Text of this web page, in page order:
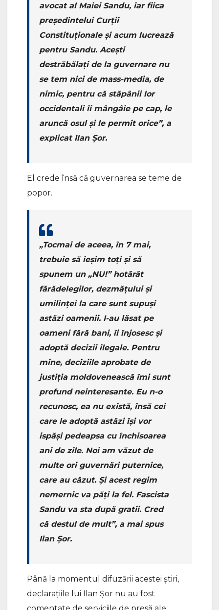
avocat al Maiei Sandu, iar fiica
președintelui Curții
Constituționale și acum lucrează
pentru Sandu. Acești
destrăbălați de la guvernare nu
se tem nici de mass-media, de
nimic, pentru că stăpânii lor
occidentali îi mângâie pe cap, le
aruncă osul și le permit orice”, a
explicat Ilan Șor.
El crede însă că guvernarea se teme de
popor.
„Tocmai de aceea, în 7 mai,
trebuie să ieșim toți și să
spunem un „NU!” hotărât
fărădelegilor, dezmățului și
umilinței la care sunt supuși
astăzi oamenii. I-au lăsat pe
oameni fără bani, îi înjosesc și
adoptă decizii ilegale. Pentru
mine, deciziile aprobate de
justiția moldovenească îmi sunt
profund neinteresante. Eu n-o
recunosc, ea nu există, însă cei
care le adoptă astăzi își vor
ispăși pedeapsa cu închisoarea
ani de zile. Noi am văzut de
multe ori guvernări puternice,
care au căzut. Și acest regim
nemernic va păți la fel. Fascista
Sandu va sta după gratii. Cred
că destul de mult”, a mai spus
Ilan Șor.
Până la momentul difuzării acestei știri,
declarațiile lui Ilan Șor nu au fost
comentate de serviciile de presă ale